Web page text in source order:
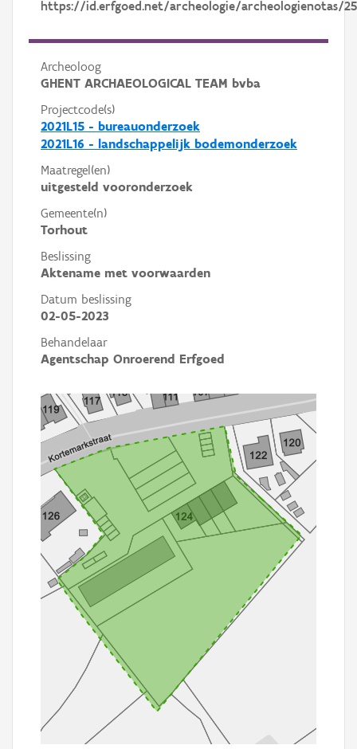
https://id.erfgoed.net/archeologie/archeologienotas/
Archeoloog
GHENT ARCHAEOLOGICAL TEAM bvba
Projectcode(s)
2021L15 - bureauonderzoek
2021L16 - landschappelijk bodemonderzoek
Maatregel(en)
uitgesteld vooronderzoek
Gemeente(n)
Torhout
Beslissing
Aktename met voorwaarden
Datum beslissing
02-05-2023
Behandelaar
Agentschap Onroerend Erfgoed